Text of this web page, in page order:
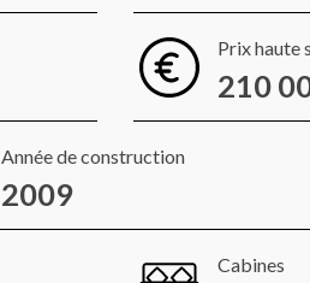
Prix haute
210
Année de construction
2009
Cabines